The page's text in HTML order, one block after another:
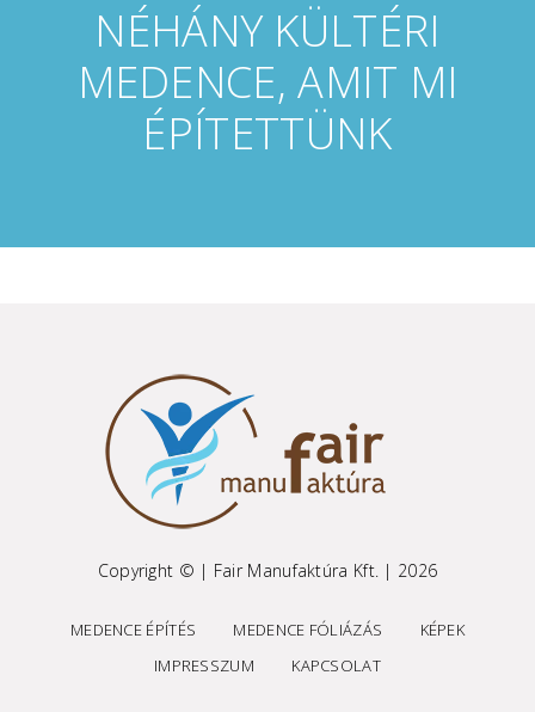
NÉHÁNY KÜLTÉRI
MEDENCE, AMIT MI
ÉPÍTETTÜNK
Copyright © | Fair Manufaktúra Kft. | 2026
MEDENCE ÉPÍTÉS MEDENCE FÓLIÁZÁS
KÉPEK
IMPRESSZUM
KAPCSOLAT